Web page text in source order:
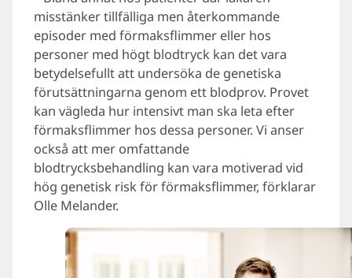
misstänker tillfälliga men återkommande
episoder med förmaksflimmer eller hos
personer med högt blodtryck kan det vara
betydelsefullt att undersöka de genetiska
förutsättningarna genom ett blodprov. Provet
kan vägleda hur intensivt man ska leta efter
förmaksflimmer hos dessa personer. Vi anser
också att mer omfattande
blodtrycksbehandling kan vara motiverad vid
hög genetisk risk för förmaksflimmer, förklarar
Olle Melander.